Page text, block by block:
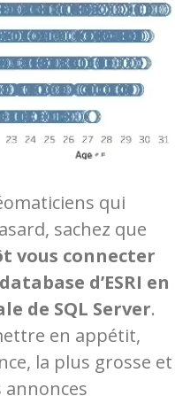
qui
sachez que
vous connecter
d’ESRI en
de SQL Server.
en appétit,
la plus grosse et